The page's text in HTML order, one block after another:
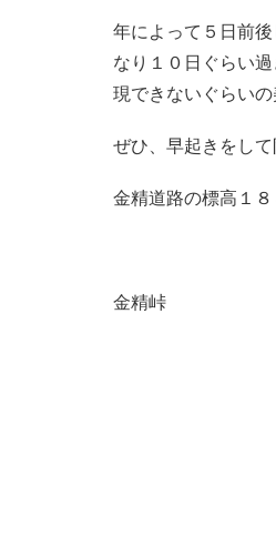
年によって５日前
なり１０日ぐらい
現できないぐらいの
ぜひ、早起きをし
金精道路の標高１
金精峠